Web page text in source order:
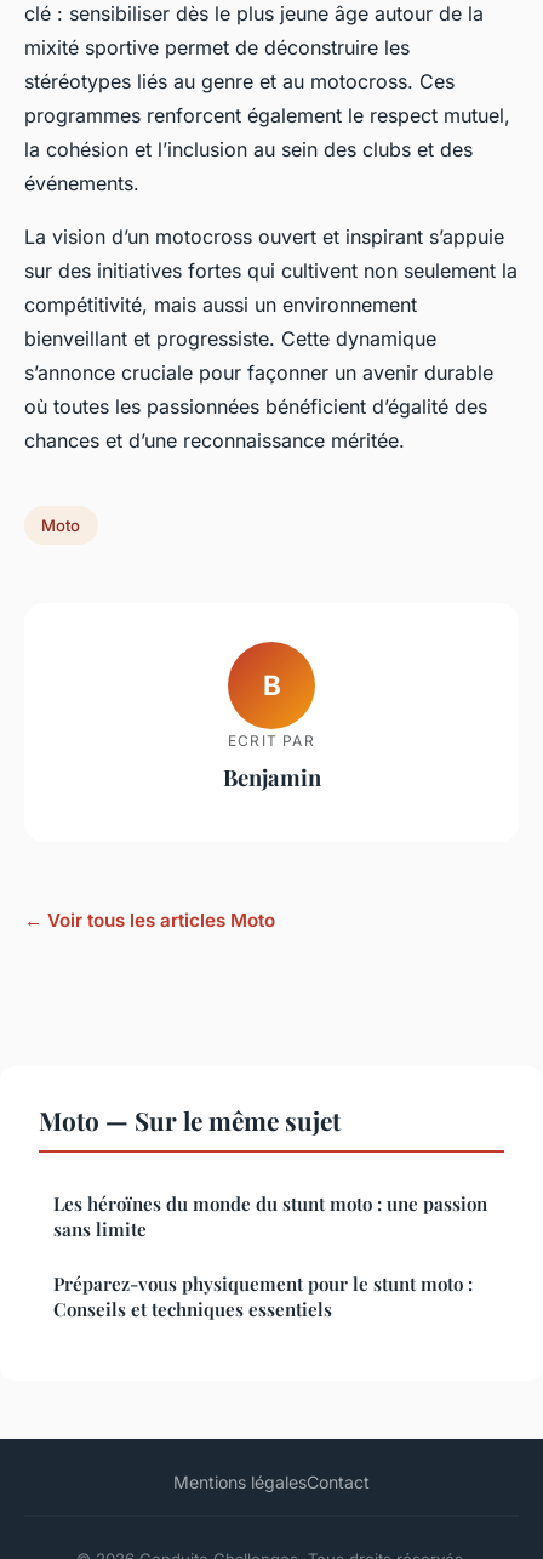
clé : sensibiliser dès le plus jeune âge autour de la
mixité sportive permet de déconstruire les
stéréotypes liés au genre et au motocross. Ces
programmes renforcent également le respect mutuel,
la cohésion et l’inclusion au sein des clubs et des
événements.
La vision d’un motocross ouvert et inspirant s’appuie
sur des initiatives fortes qui cultivent non seulement la
compétitivité, mais aussi un environnement
bienveillant et progressiste. Cette dynamique
s’annonce cruciale pour façonner un avenir durable
où toutes les passionnées bénéficient d’égalité des
chances et d’une reconnaissance méritée.
Moto
B
ECRIT PAR
Benjamin
← Voir tous les articles Moto
Moto — Sur le même sujet
Les héroïnes du monde du stunt moto : une passion
sans limite
Préparez-vous physiquement pour le stunt moto :
Conseils et techniques essentiels
Mentions légalesContact